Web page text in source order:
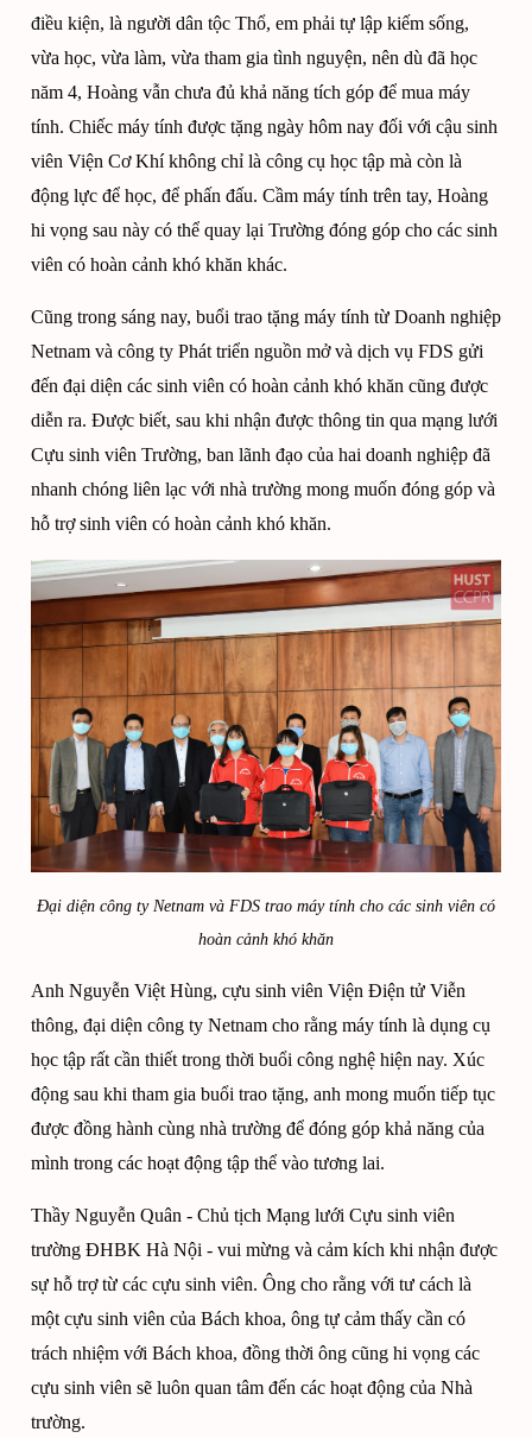
điều kiện, là người dân tộc Thổ, em phải tự lập kiếm sống,
vừa học, vừa làm, vừa tham gia tình nguyện, nên dù đã học
năm 4, Hoàng vẫn chưa đủ khả năng tích góp để mua máy
tính. Chiếc máy tính được tặng ngày hôm nay đối với cậu sinh
viên Viện Cơ Khí không chỉ là công cụ học tập mà còn là
động lực để học, để phấn đấu. Cầm máy tính trên tay, Hoàng
hi vọng sau này có thể quay lại Trường đóng góp cho các sinh
viên có hoàn cảnh khó khăn khác.
Cũng trong sáng nay, buổi trao tặng máy tính từ Doanh nghiệp
Netnam và công ty Phát triển nguồn mở và dịch vụ FDS gửi
đến đại diện các sinh viên có hoàn cảnh khó khăn cũng được
diễn ra. Được biết, sau khi nhận được thông tin qua mạng lưới
Cựu sinh viên Trường, ban lãnh đạo của hai doanh nghiệp đã
nhanh chóng liên lạc với nhà trường mong muốn đóng góp và
hỗ trợ sinh viên có hoàn cảnh khó khăn.
Đại diện công ty Netnam và FDS trao máy tính cho các sinh viên có
hoàn cảnh khó khăn
Anh Nguyễn Việt Hùng, cựu sinh viên Viện Điện tử Viễn
thông, đại diện công ty Netnam cho rằng máy tính là dụng cụ
học tập rất cần thiết trong thời buổi công nghệ hiện nay. Xúc
động sau khi tham gia buổi trao tặng, anh mong muốn tiếp tục
được đồng hành cùng nhà trường để đóng góp khả năng của
mình trong các hoạt động tập thể vào tương lai.
Thầy Nguyễn Quân - Chủ tịch Mạng lưới Cựu sinh viên
trường ĐHBK Hà Nội - vui mừng và cảm kích khi nhận được
sự hỗ trợ từ các cựu sinh viên. Ông cho rằng với tư cách là
một cựu sinh viên của Bách khoa, ông tự cảm thấy cần có
trách nhiệm với Bách khoa, đồng thời ông cũng hi vọng các
cựu sinh viên sẽ luôn quan tâm đến các hoạt động của Nhà
trường.